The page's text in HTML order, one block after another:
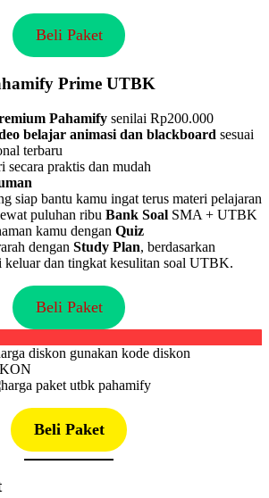
Beli Paket
Prime UTBK
Pahamify senilai Rp200.000
belajar animasi dan blackboard sesuai
terbaru
secara praktis dan mudah
siap bantu kamu ingat terus materi pelajaran
puluhan ribu Bank Soal SMA + UTBK
kamu dengan Quiz
dengan Study Plan, berdasarkan
keluar dan tingkat kesulitan soal UTBK.
Beli Paket
diskon gunakan kode diskon
Beli Paket